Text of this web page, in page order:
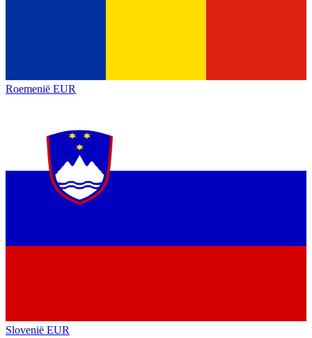
Roemenië EUR
Slovenië EUR